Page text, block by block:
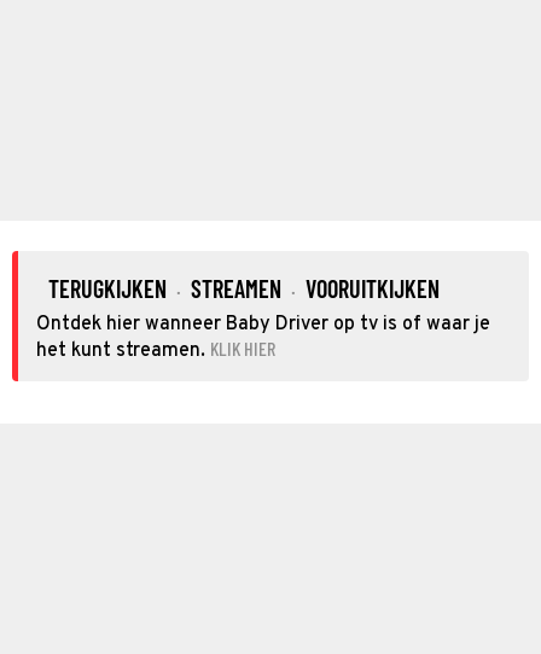
TERUGKIJKEN · STREAMEN · VOORUITKIJKEN
Ontdek hier wanneer Baby Driver op tv is of waar je
het kunt streamen. KLIK HIER